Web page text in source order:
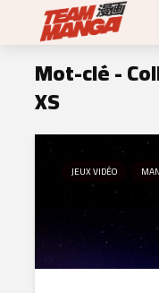
Mot-clé -
XS
JEUX VIDÉO